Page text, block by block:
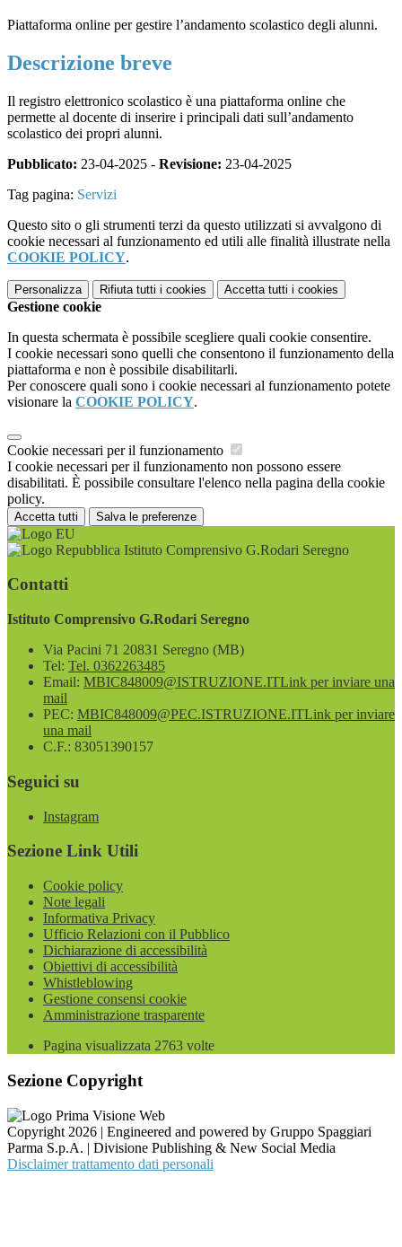
Piattaforma online per gestire l’andamento scolastico degli alunni.
Descrizione breve
Il registro elettronico scolastico è una piattaforma online che
permette al docente di inserire i principali dati sull’andamento
scolastico dei propri alunni.
Pubblicato: 23-04-2025 - Revisione: 23-04-2025
Tag pagina: Servizi
Questo sito o gli strumenti terzi da questo utilizzati si avvalgono di
cookie necessari al funzionamento ed utili alle finalità illustrate nella
COOKIE POLICY.
Personalizza Rifiuta tutti i cookies Accetta tutti i cookies
Gestione cookie
In questa schermata è possibile scegliere quali cookie consentire.
I cookie necessari sono quelli che consentono il funzionamento della
piattaforma e non è possibile disabilitarli.
Per conoscere quali sono i cookie necessari al funzionamento potete
visionare la COOKIE POLICY.
Cookie necessari per il funzionamento
I cookie necessari per il funzionamento non possono essere
disabilitati. È possibile consultare l'elenco nella pagina della cookie
policy.
Accetta tutti Salva le preferenze
Istituto Comprensivo G.Rodari Seregno
Contatti
Istituto Comprensivo G.Rodari Seregno
Via Pacini 71 20831 Seregno (MB)
Tel: Tel. 0362263485
Email: MBIC848009@ISTRUZIONE.ITLink per inviare una
mail
PEC: MBIC848009@PEC.ISTRUZIONE.ITLink per inviare
una mail
C.F.: 83051390157
Seguici su
Instagram
Sezione Link Utili
Cookie policy
Note legali
Informativa Privacy
Ufficio Relazioni con il Pubblico
Dichiarazione di accessibilità
Obiettivi di accessibilità
Whistleblowing
Gestione consensi cookie
Amministrazione trasparente
Pagina visualizzata 2763 volte
Sezione Copyright
Copyright 2026 | Engineered and powered by Gruppo Spaggiari
Parma S.p.A. | Divisione Publishing & New Social Media
Disclaimer trattamento dati personali